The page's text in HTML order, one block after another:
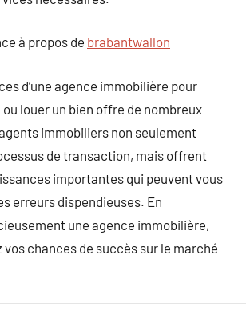
à propos de brabantwallon
d’une agence immobilière pour
louer un bien offre de nombreux
immobiliers non seulement
de transaction, mais offrent
importantes qui peuvent vous
erreurs dispendieuses. En
une agence immobilière,
chances de succès sur le marché